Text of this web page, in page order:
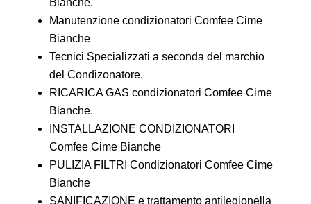
Bianche.
Manutenzione condizionatori Comfee Cime
Bianche
Tecnici Specializzati a seconda del marchio
del Condizonatore.
RICARICA GAS condizionatori Comfee Cime
Bianche.
INSTALLAZIONE CONDIZIONATORI
Comfee Cime Bianche
PULIZIA FILTRI Condizionatori Comfee Cime
Bianche
SANIFICAZIONE e trattamento antilegionella